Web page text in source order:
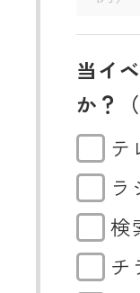
当イ
か？
テ
ラ
検
チ